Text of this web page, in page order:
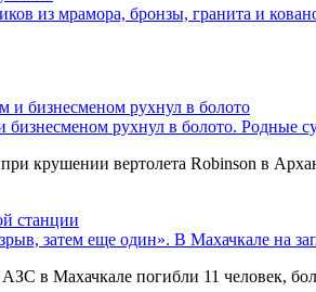
из мрамора, бронзы, гранита и
бизнесменом рухнул в болото. Родные
крушении вертолета Robinson в
затем еще один». В Махачкале на
в Махачкале погибли 11 человек,